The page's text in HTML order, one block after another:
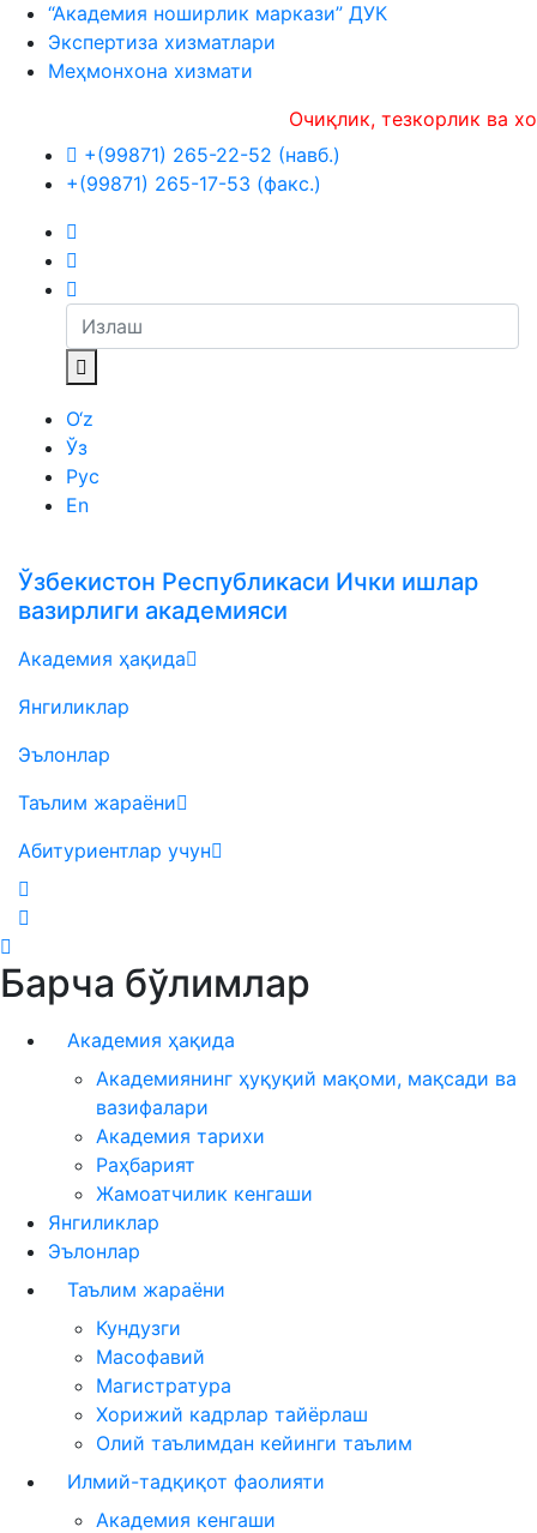
“Академия ноширлик маркази” ДУК
Экспертиза хизматлари
Меҳмонхона хизмати
Очиқлик, тезкорлик ва
+(99871) 265-22-52 (навб.)
+(99871) 265-17-53 (факс.)
O‘z
Ўз
Рус
En
Ўзбекистон Республикаси Ички ишлар
вазирлиги академияси
Академия ҳақида
Янгиликлар
Эълонлар
Таълим жараёни
Абитуриентлар учун
Барча бўлимлар
Академия ҳақида
Академиянинг ҳуқуқий мақоми, мақсади ва
вазифалари
Академия тарихи
Раҳбарият
Жамоатчилик кенгаши
Янгиликлар
Эълонлар
Таълим жараёни
Кундузги
Масофавий
Магистратура
Хорижий кадрлар тайёрлаш
Олий таълимдан кейинги таълим
Илмий-тадқиқот фаолияти
Академия кенгаши